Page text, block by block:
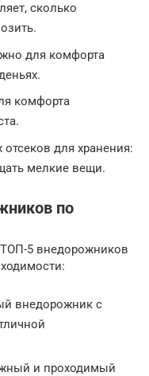
сколько
для комфорта
комфорта
для хранения:
мелкие вещи.
по
5 внедорожников
внедорожник с
и проходимый